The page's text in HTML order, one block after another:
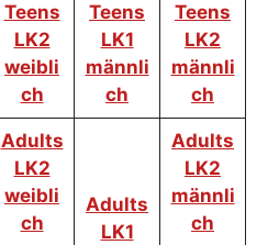
Teens
LK2
weibli
ch
Teens
LK1
männli
ch
Teens
LK2
männli
ch
Adults
LK2
weibli
ch
Adults
LK1
Adults
LK2
männli
ch